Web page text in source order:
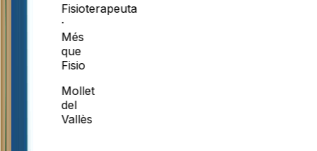
Fisioterapeuta
·
Més
que
Fisio
Mollet
del
Vallès